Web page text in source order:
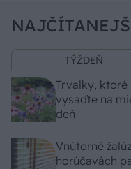
TÝŽDEŇ
Trvalky, ktoré
vysaďte na
deň
Vnútorné
horúčavách